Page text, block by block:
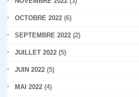
OCTOBRE 2022 (6)
SEPTEMBRE 2022 (2)
JUILLET 2022 (5)
JUIN 2022 (5)
MAI 2022 (4)